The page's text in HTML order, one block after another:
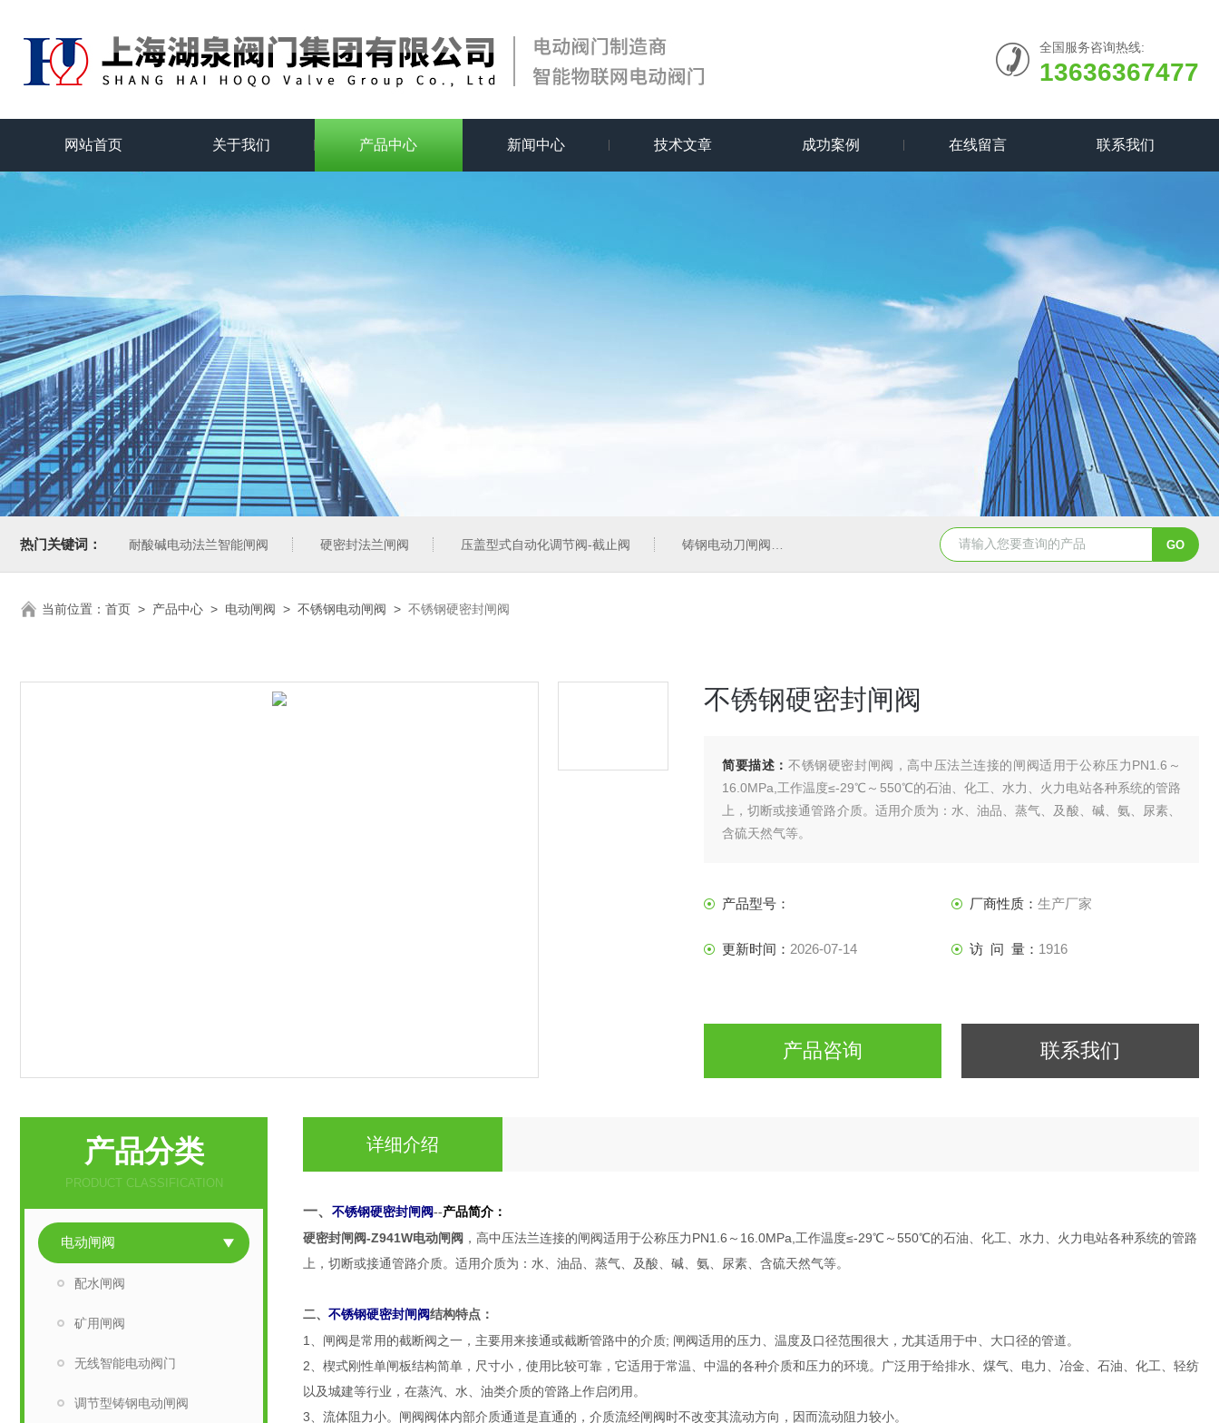
全国服务咨询热线:
13636367477
网站首页 关于我们 产品中心 新闻中心 技术文章 成功案例 在线留言 联系我们
热门关键词： 耐酸碱电动法兰智能闸阀 硬密封法兰闸阀 压盖型式自动化调节阀-截止阀 铸钢电动刀闸阀 造纸行业电动刀闸阀选型 dn200湖泉电动截止阀 一
当前位置： 首页 > 产品中心 > 电动闸阀 > 不锈钢电动闸阀 > 不锈钢硬密封闸阀
不锈钢硬密封闸阀
简要描述： 不锈钢硬密封闸阀，高中压法兰连接的闸阀适用于公称压力PN1.6～
16.0MPa,工作温度≤-29℃～550℃的石油、化工、水力、火力电站各种系统的管路
上，切断或接通管路介质。适用介质为：水、油品、蒸气、及酸、碱、氨、尿素、
含硫天然气等。
产品型号： 厂商性质： 生产厂家
更新时间： 2026-07-14 访 问 量： 1916
产品咨询 联系我们
产品分类
PRODUCT CLASSIFICATION
电动闸阀
配水闸阀
矿用闸阀
无线智能电动阀门
调节型铸钢电动闸阀
详细介绍
一、 不锈钢硬密封闸阀--产品简介：
硬密封闸阀-Z941W电动闸阀 ，高中压法兰连接的闸阀适用于公称压力PN1.6～16.0MPa,工作温度≤-29℃～550℃的石油、化工、水力、火力电站各种系统的管路
上，切断或接通管路介质。适用介质为：水、油品、蒸气、及酸、碱、氨、尿素、含硫天然气等。
二、 不锈钢硬密封闸阀结构特点：
1、闸阀是常用的截断阀之一，主要用来接通或截断管路中的介质; 闸阀适用的压力、温度及口径范围很大，尤其适用于中、大口径的管道。
2、楔式刚性单闸板结构简单，尺寸小，使用比较可靠，它适用于常温、中温的各种介质和压力的环境。广泛用于给排水、煤气、电力、冶金、石油、化工、轻纺
以及城建等行业，在蒸汽、水、油类介质的管路上作启闭用。
3、流体阻力小。闸阀阀体内部介质通道是直通的，介质流经闸阀时不改变其流动方向，因而流动阻力较小。